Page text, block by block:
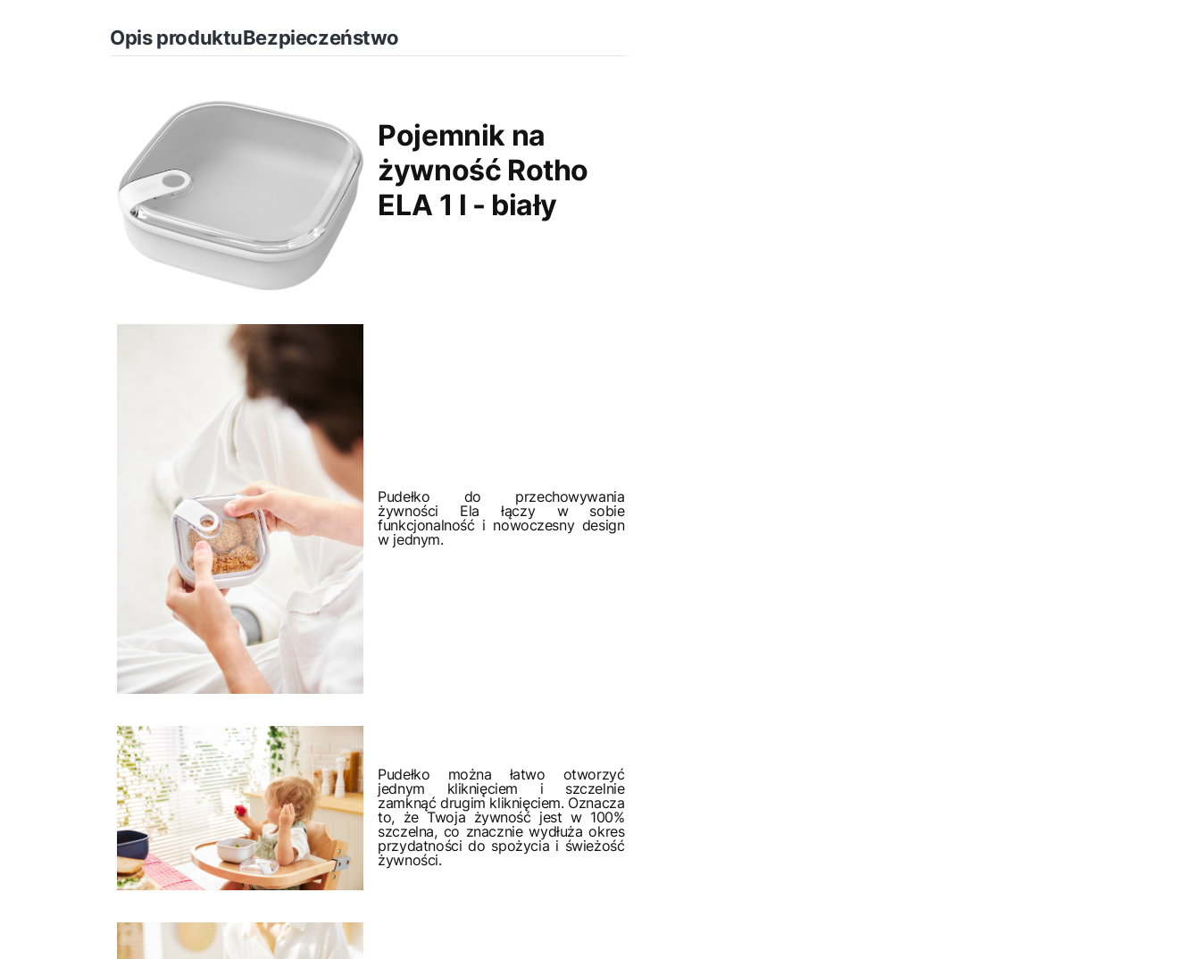
Opis produktuBezpieczeństwo
Pojemnik na
żywność Rotho
ELA 1 l - biały
Pudełko do przechowywania
żywności Ela łączy w sobie
funkcjonalność i nowoczesny design
w jednym.
Pudełko można łatwo otworzyć
jednym kliknięciem i szczelnie
zamknąć drugim kliknięciem. Oznacza
to, że Twoja żywność jest w 100%
szczelna, co znacznie wydłuża okres
przydatności do spożycia i świeżość
żywności.